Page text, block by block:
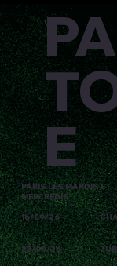
PARIS LES MARDIS ET
MERCREDIS
16/09/26
23/09/26
E